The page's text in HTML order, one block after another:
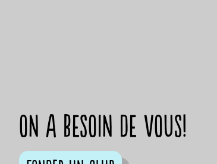
on a besoin de vous!